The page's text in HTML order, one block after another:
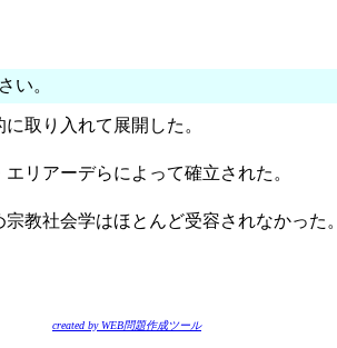
い。
取り入れて展開した。
リアーデらによって確立された。
教社会学はほとんど受容されなかった。
created by WEB問題作成ツール